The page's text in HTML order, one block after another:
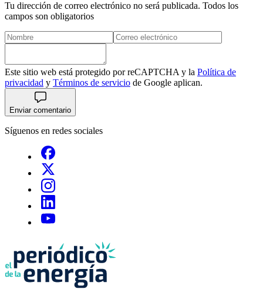
Tu dirección de correo electrónico no será publicada. Todos los
campos son obligatorios
Este sitio web está protegido por reCAPTCHA y la Política de
privacidad y Términos de servicio de Google aplican.
Enviar comentario
Síguenos en redes sociales